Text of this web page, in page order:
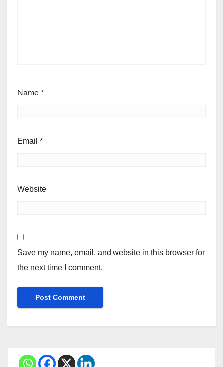
Name *
Email *
Website
Save my name, email, and website in this browser for
the next time I comment.